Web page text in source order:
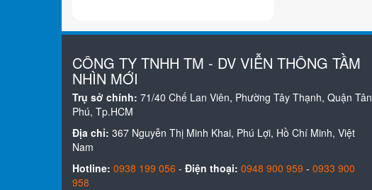
CÔNG TY TNHH TM - DV VIỄN THÔNG TẦM
NHÌN MỚI
Trụ sở chính: 71/40 Chế Lan Viên, Phường Tây Thạnh, Quận Tân
Phú, Tp.HCM
Địa chỉ: 367 Nguyễn Thị Minh Khai, Phú Lợi, Hồ Chí Minh, Việt
Nam
Hotline: 0938 199 056 - Điện thoại: 0948 900 959 - 0933 900
958